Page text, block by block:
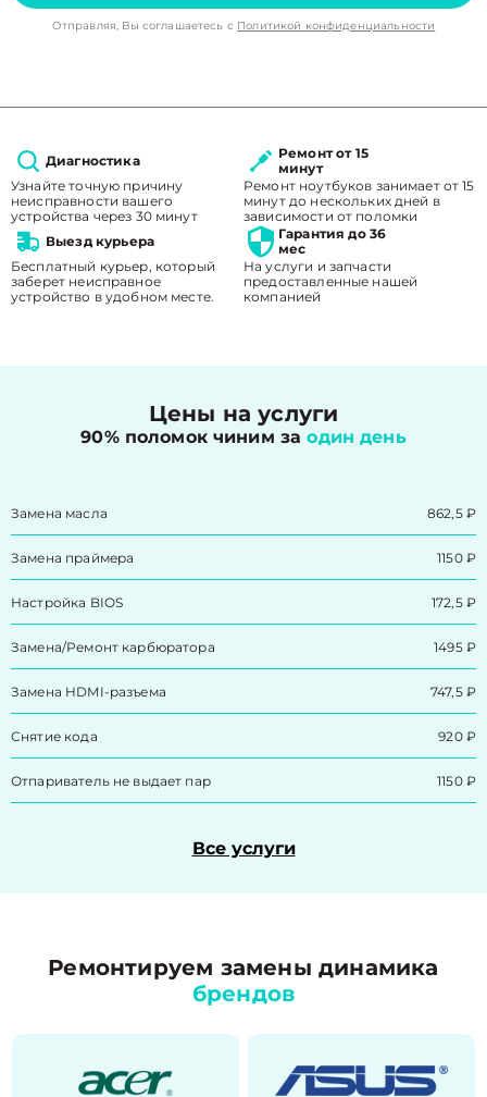
Отправляя, Вы соглашаетесь с Политикой конфиденциальности
Диагностика
Узнайте точную причину
неисправности вашего
устройства через 30 минут
Ремонт от 15
минут
Ремонт ноутбуков занимает от 15
минут до нескольких дней в
зависимости от поломки
Выезд курьера
Бесплатный курьер, который
заберет неисправное
устройство в удобном месте.
Гарантия до 36
мес
На услуги и запчасти
предоставленные нашей
компанией
Цены на услуги
90% поломок чиним заодин день
Замена масла 862,5 ₽
Замена праймера 1150 ₽
Настройка BIOS 172,5 ₽
Замена/Pемонт карбюратора 1495 ₽
Замена HDMI-разъема 747,5 ₽
Снятие кода 920 ₽
Отпариватель не выдает пар 1150 ₽
Все услуги
Ремонтируем замены динамика
брендов